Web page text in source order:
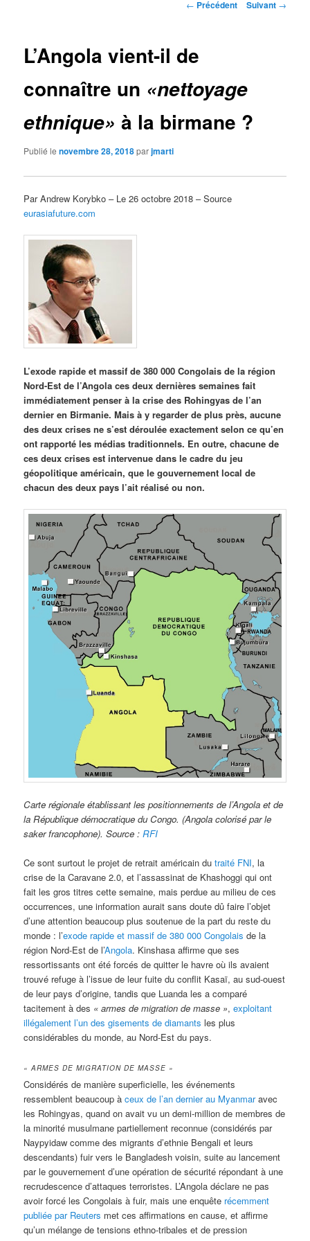
Navigation
← Précédent Suivant →
L’Angola vient-il de
connaître un «nettoyage
ethnique» à la birmane ?
Publié lenovembre 28, 2018parjmarti
Par Andrew Korybko – Le 26 octobre 2018 – Source
eurasiafuture.com
L’exode rapide et massif de 380 000 Congolais de la région
Nord-Est de l’Angola ces deux dernières semaines fait
immédiatement penser à la crise des Rohingyas de l’an
dernier en Birmanie. Mais à y regarder de plus près, aucune
des deux crises ne s’est déroulée exactement selon ce qu’en
ont rapporté les médias traditionnels. En outre, chacune de
ces deux crises est intervenue dans le cadre du jeu
géopolitique américain, que le gouvernement local de
chacun des deux pays l’ait réalisé ou non.
Carte régionale établissant les positionnements de l’Angola et de
la République démocratique du Congo. (Angola colorisé par le
saker francophone). Source :RFI
Ce sont surtout le projet de retrait américain dutraité FNI, la
crise de la Caravane 2.0, et l’assassinat de Khashoggi qui ont
fait les gros titres cette semaine, mais perdue au milieu de ces
occurrences, une information aurait sans doute dû faire l’objet
d’une attention beaucoup plus soutenue de la part du reste du
monde : l’exode rapide et massif de 380 000 Congolais de la
région Nord-Est de l’Angola. Kinshasa affirme que ses
ressortissants ont été forcés de quitter le havre où ils avaient
trouvé refuge à l’issue de leur fuite du conflit Kasaï, au sud-ouest
de leur pays d’origine, tandis que Luanda les a comparé
tacitement à des «armes de migration de masse »,exploitant
illégalement l’un des gisements de diamants les plus
considérables du monde, au Nord-Est du pays.
« ARMES DE MIGRATION DE MASSE »
Considérés de manière superficielle, les événements
ressemblent beaucoup àceux de l’an dernier au Myanmaravec
les Rohingyas, quand on avait vu un demi-million de membres de
la minorité musulmane partiellement reconnue (considérés par
Naypyidaw comme des migrants d’ethnie Bengali et leurs
descendants) fuir vers le Bangladesh voisin, suite au lancement
par le gouvernement d’une opération de sécurité répondant à une
recrudescence d’attaques terroristes. L’Angola déclare ne pas
avoir forcé les Congolais à fuir, mais une enquête récemment
publiée par Reuters met ces affirmations en cause, et affirme
qu’un mélange de tensions ethno-tribales et de pression